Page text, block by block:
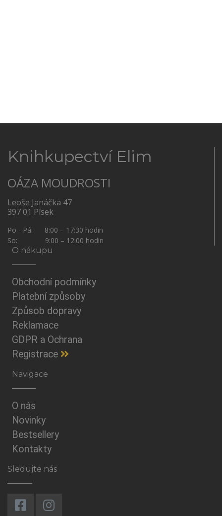
Knihkupectví Elim
OÁZA MOUDROSTI
Leoše Janáčka 47
397 01 Písek
Po - Pá: 8:00 – 17:30 hodin
So: 9:00 – 12:00 hodin
O nákupu
Obchodní podmínky
Platební způsoby
Způsob dopravy
Reklamace
GDPR a Ochrana
Registrace
Navigace
O nás
Novinky
Bestsellery
Kontakty
Sledujte nás